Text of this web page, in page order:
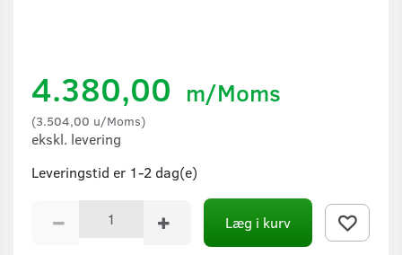
4.380,00 m/Moms
(3.504,00 u/Moms)
ekskl. levering
Leveringstid er 1-2 dag(e)
Læg i kurv